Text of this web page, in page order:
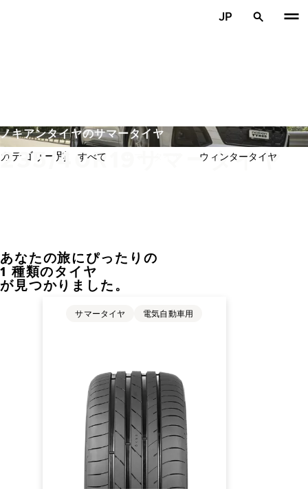
JP
235/40R19サマータイヤ
ノキアンタイヤのサマータイヤ
カテゴリー別:
すべて ウィンタータイヤ
あなたの旅にぴったりの
1 種類のタイヤ
が見つかりました。
サマータイヤ 電気自動車用